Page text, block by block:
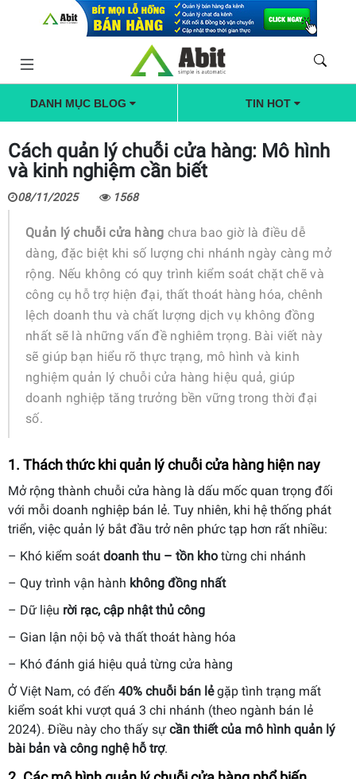
DANH MỤC BLOG TIN HOT
Cách quản lý chuỗi cửa hàng: Mô hình
và kinh nghiệm cần biết
08/11/2025 1568
Quản lý chuỗi cửa hàng chưa bao giờ là điều dễ
dàng, đặc biệt khi số lượng chi nhánh ngày càng mở
rộng. Nếu không có quy trình kiểm soát chặt chẽ và
công cụ hỗ trợ hiện đại, thất thoát hàng hóa, chênh
lệch doanh thu và chất lượng dịch vụ không đồng
nhất sẽ là những vấn đề nghiêm trọng. Bài viết này
sẽ giúp bạn hiểu rõ thực trạng, mô hình và kinh
nghiệm quản lý chuỗi cửa hàng hiệu quả, giúp
doanh nghiệp tăng trưởng bền vững trong thời đại
số.
1. Thách thức khi quản lý chuỗi cửa hàng hiện nay
Mở rộng thành chuỗi cửa hàng là dấu mốc quan trọng đối
với mỗi doanh nghiệp bán lẻ. Tuy nhiên, khi hệ thống phát
triển, việc quản lý bắt đầu trở nên phức tạp hơn rất nhiều:
– Khó kiểm soát doanh thu – tồn kho từng chi nhánh
– Quy trình vận hành không đồng nhất
– Dữ liệu rời rạc, cập nhật thủ công
– Gian lận nội bộ và thất thoát hàng hóa
– Khó đánh giá hiệu quả từng cửa hàng
Ở Việt Nam, có đến 40% chuỗi bán lẻgặp tình trạng mất
kiểm soát khi vượt quá 3 chi nhánh (theo ngành bán lẻ
2024). Điều này cho thấy sự cần thiết của mô hình quản lý
bài bản và công nghệ hỗ trợ.